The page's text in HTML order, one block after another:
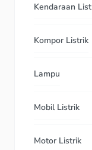
Kendaraan
Kompor Listrik
Lampu
Mobil Listrik
Motor Listrik